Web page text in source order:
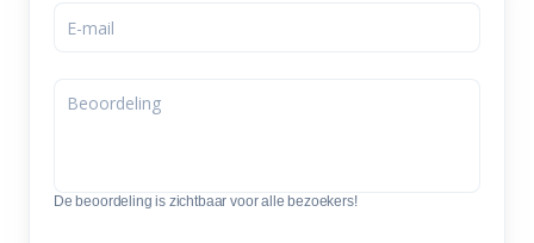
De beoordeling is zichtbaar voor alle bezoekers!